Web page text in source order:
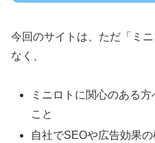
今回のサイトは、ただ「ミ
なく、
ミニロトに関心のある
こと
自社でSEOや広告効果